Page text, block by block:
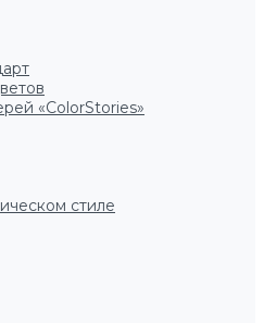
«ColorStories»
стиле